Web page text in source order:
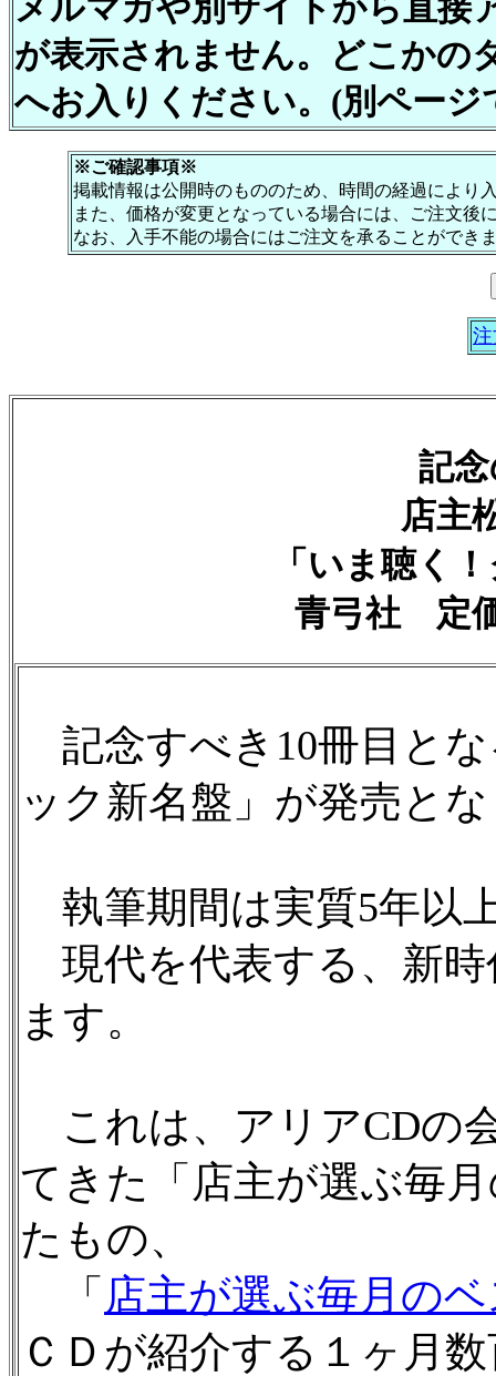
メルマガや別サイトから直接
が表示されません。どこかの
へお入りください。(別ページ
※ご確認事項※
掲載情報は公開時のもののため、時間の経過により
また、価格が変更となっている場合には、ご注文後
なお、入手不能の場合にはご注文を承ることができ
記
店主
「いま聴く
青弓社 定
記念すべき10冊目と
ック新名盤」が発売と
執筆期間は実質5年以
現代を代表する、新時
ます。
これは、アリアCDの
てきた「店主が選ぶ毎
たもの、
「 店主が選ぶ毎月の
ＣＤが紹介する１ヶ月